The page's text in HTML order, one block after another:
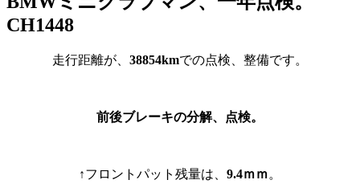
CH1448
走行距離が、 38854kmでの点検、整備です。
前後ブレーキの分解、点検。
↑フロントパット残量は、 9.4ｍｍ。